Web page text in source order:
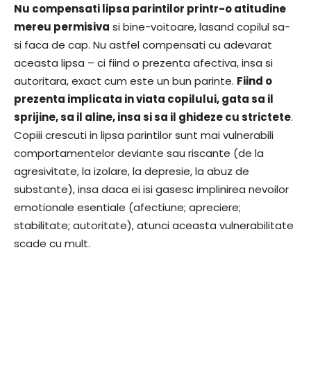
Nu compensati lipsa parintilor printr-o atitudine
mereu permisiva si bine-voitoare, lasand copilul sa-
si faca de cap. Nu astfel compensati cu adevarat
aceasta lipsa – ci fiind o prezenta afectiva, insa si
autoritara, exact cum este un bun parinte. Fiind o
prezenta implicata in viata copilului, gata sa il
sprijine, sa il aline, insa si sa il ghideze cu strictete.
Copiii crescuti in lipsa parintilor sunt mai vulnerabili
comportamentelor deviante sau riscante (de la
agresivitate, la izolare, la depresie, la abuz de
substante), insa daca ei isi gasesc implinirea nevoilor
emotionale esentiale (afectiune; apreciere;
stabilitate; autoritate), atunci aceasta vulnerabilitate
scade cu mult.